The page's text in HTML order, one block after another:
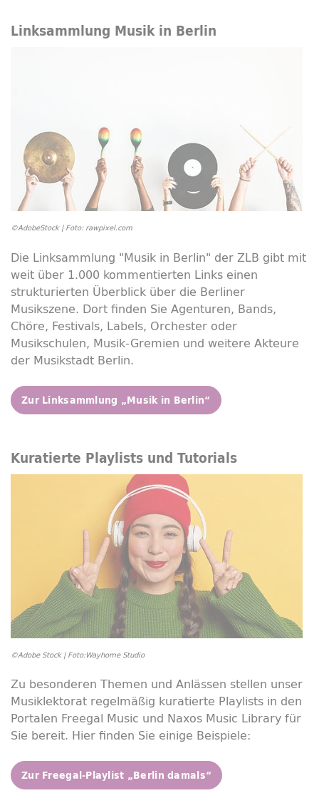
Linksammlung Musik in Berlin
©AdobeStock | Foto: rawpixel.com
Die Linksammlung "Musik in Berlin" der ZLB gibt mit
weit über 1.000 kommentierten Links einen
strukturierten Überblick über die Berliner
Musikszene. Dort finden Sie Agenturen, Bands,
Chöre, Festivals, Labels, Orchester oder
Musikschulen, Musik-Gremien und weitere Akteure
der Musikstadt Berlin.
Zur Linksammlung „Musik in Berlin“
Kuratierte Playlists und Tutorials
©Adobe Stock | Foto:Wayhome Studio
Zu besonderen Themen und Anlässen stellen unser
Musiklektorat regelmäßig kuratierte Playlists in den
Portalen Freegal Music und Naxos Music Libraryfür
Sie bereit. Hier finden Sie einige Beispiele:
Zur Freegal-Playlist „Berlin damals“